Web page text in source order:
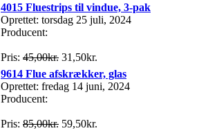
4015 Fluestrips til vindue, 3-pak
Oprettet: torsdag 25 juli, 2024
Producent:
Pris: 45,00kr. 31,50kr.
9614 Flue afskrækker, glas
Oprettet: fredag 14 juni, 2024
Producent:
Pris: 85,00kr. 59,50kr.